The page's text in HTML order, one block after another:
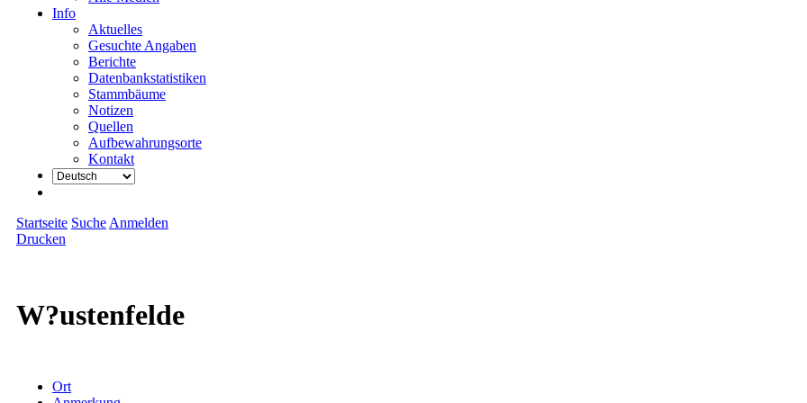
Info
Aktuelles
Gesuchte Angaben
Berichte
Datenbankstatistiken
Stammbäume
Notizen
Quellen
Aufbewahrungsorte
Kontakt
Startseite Suche Anmelden
Drucken
W?ustenfelde
Ort